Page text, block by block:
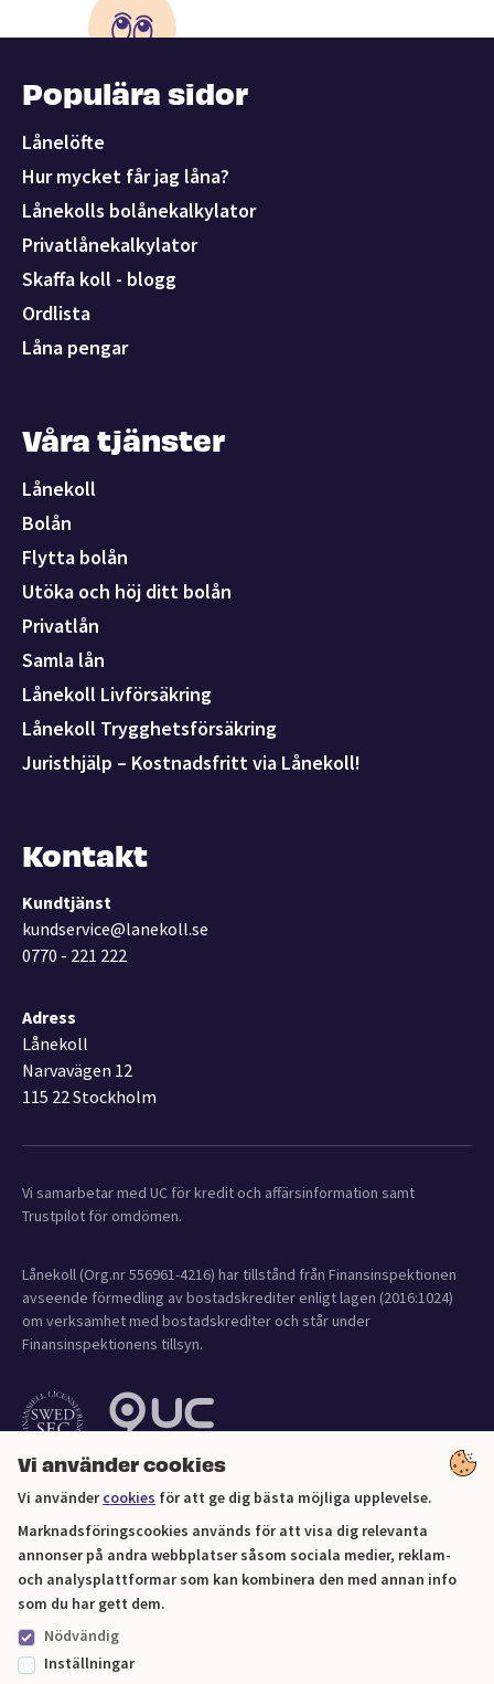
Vi använder cookies
Vi användercookies för att ge dig bästa möjliga upplevelse.
Marknadsföringscookies används för att visa dig relevanta
annonser på andra webbplatser såsom sociala medier, reklam-
och analysplattformar som kan kombinera den med annan info
som du har gett dem.
Nödvändig
Inställningar
Populära sidor
Lånelöfte
Hur mycket får jag låna?
Lånekolls bolånekalkylator
Privatlånekalkylator
Skaffa koll - blogg
Ordlista
Låna pengar
Våra tjänster
Lånekoll
Bolån
Flytta bolån
Utöka och höj ditt bolån
Privatlån
Samla lån
Lånekoll Livförsäkring
Lånekoll Trygghetsförsäkring
Juristhjälp – Kostnadsfritt via Lånekoll!
Kontakt
Kundtjänst
kundservice@lanekoll.se
0770 - 221 222
Adress
Lånekoll
Narvavägen 12
115 22 Stockholm
Vi samarbetar med UC för kredit och affärsinformation samt
Trustpilot för omdömen.
Lånekoll (Org.nr 556961-4216) har tillstånd från Finansinspektionen
avseende förmedling av bostadskrediter enligt lagen (2016:1024)
om verksamhet med bostadskrediter och står under
Finansinspektionens tillsyn.
Cookies
Sitemap